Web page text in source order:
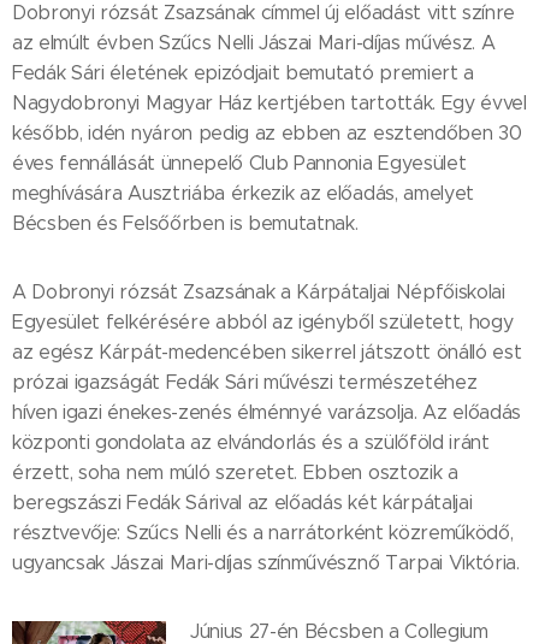
Dobronyi rózsát Zsazsának címmel új előadást vitt színre
az elmúlt évben Szűcs Nelli Jászai Mari-díjas művész. A
Fedák Sári életének epizódjait bemutató premiert a
Nagydobronyi Magyar Ház kertjében tartották. Egy évvel
később, idén nyáron pedig az ebben az esztendőben 30
éves fennállását ünnepelő Club Pannonia Egyesület
meghívására Ausztriába érkezik az előadás, amelyet
Bécsben és Felsőőrben is bemutatnak.
A Dobronyi rózsát Zsazsának a Kárpátaljai Népfőiskolai
Egyesület felkérésére abból az igényből született, hogy
az egész Kárpát-medencében sikerrel játszott önálló est
prózai igazságát Fedák Sári művészi természetéhez
híven igazi énekes-zenés élménnyé varázsolja. Az előadás
központi gondolata az elvándorlás és a szülőföld iránt
érzett, soha nem múló szeretet. Ebben osztozik a
beregszászi Fedák Sárival az előadás két kárpátaljai
résztvevője: Szűcs Nelli és a narrátorként közreműködő,
ugyancsak Jászai Mari-díjas színművésznő Tarpai Viktória.
Június 27-én Bécsben a Collegium